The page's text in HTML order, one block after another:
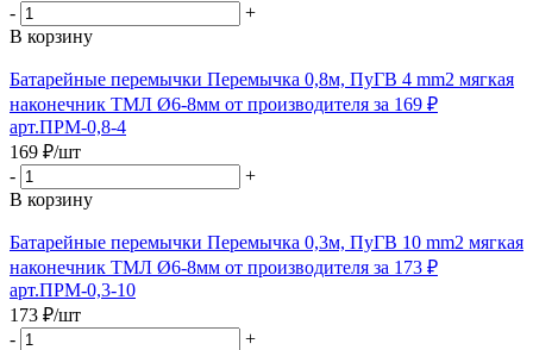
-
+
В корзину
Батарейные перемычки Перемычка 0,8м, ПуГВ 4 mm2 мягкая
наконечник ТМЛ Ø6-8мм от производителя за 169 ₽
арт.ПРМ-0,8-4
169 ₽/шт
-
+
В корзину
Батарейные перемычки Перемычка 0,3м, ПуГВ 10 mm2 мягкая
наконечник ТМЛ Ø6-8мм от производителя за 173 ₽
арт.ПРМ-0,3-10
173 ₽/шт
-
+